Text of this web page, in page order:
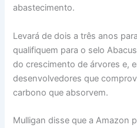
abastecimento.
Levará de dois a três anos
qualifiquem para o selo
do crescimento de árvores e,
desenvolvedores que
carbono que absorvem.
Mulligan disse que a Amazon